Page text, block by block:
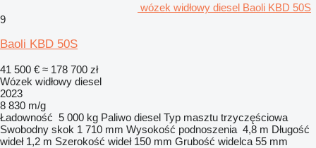
wózek widłowy diesel Baoli KBD 50S
9
Baoli KBD 50S
41 500 € ≈ 178 700 zł
Wózek widłowy diesel
2023
8 830 m/g
Ładowność 5 000 kg Paliwo diesel Typ masztu trzyczęściowa
Swobodny skok 1 710 mm Wysokość podnoszenia 4,8 m Długość
wideł 1,2 m Szerokość wideł 150 mm Grubość widelca 55 mm